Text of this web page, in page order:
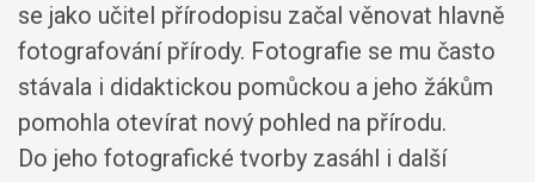
se jako učitel přírodopisu začal věnovat hlavně
fotografování přírody. Fotografie se mu často
stávala i didaktickou pomůckou a jeho žákům
pomohla otevírat nový pohled na přírodu.
Do jeho fotografické tvorby zasáhl i další